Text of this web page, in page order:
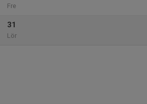
Fre
31
Lör